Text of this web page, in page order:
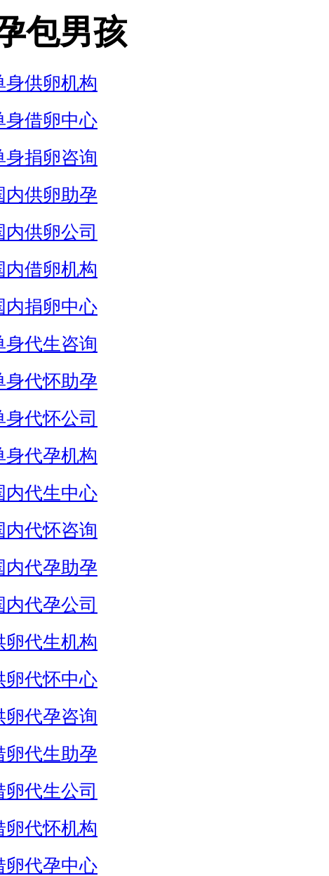
包男孩
身供卵机构
身借卵中心
身捐卵咨询
内供卵助孕
内供卵公司
内借卵机构
内捐卵中心
身代生咨询
身代怀助孕
身代怀公司
身代孕机构
内代生中心
内代怀咨询
内代孕助孕
内代孕公司
卵代生机构
卵代怀中心
卵代孕咨询
卵代生助孕
卵代生公司
卵代怀机构
卵代孕中心